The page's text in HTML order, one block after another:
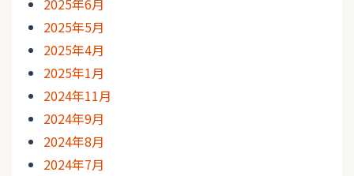
2025年5月
2025年4月
2025年1月
2024年11月
2024年9月
2024年8月
2024年7月